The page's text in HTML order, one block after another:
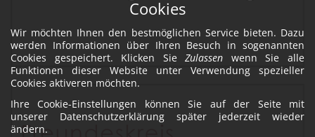
Cookies
Wir möchten Ihnen den bestmöglichen Service bieten. Dazu
werden Informationen über Ihren Besuch in sogenannten
Cookies gespeichert. Klicken SieZulassen wenn Sie alle
Funktionen dieser Website unter Verwendung spezieller
Cookies aktiveren möchten.
Ihre Cookie-Einstellungen können Sie auf der Seite mit
unserer Datenschutzerklärung später jederzeit wieder
ändern.